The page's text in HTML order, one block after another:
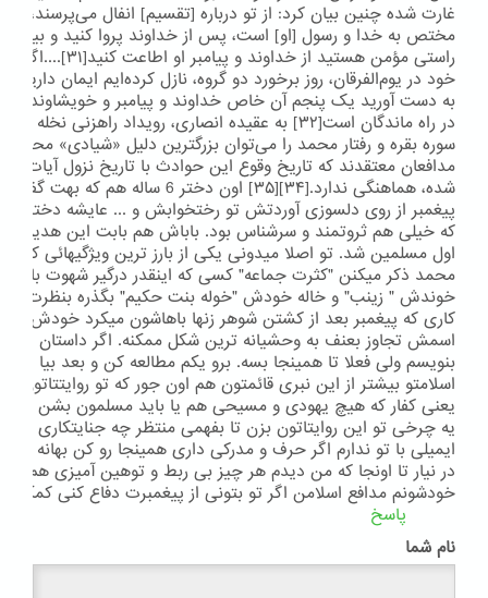
غارت شده چنین بیان کرد: از تو درباره [تقسیم‏] انفال می‌پرسند،
مختص به خدا و رسول [او] است، پس از خداوند پروا کنید و بین
راستی مؤمن هستید از
خود در یوم‌الفرقان، روز برخورد دو گروه، نازل کرده‌ایم ایمان دارید،
به دست آورید یک پنجم آن خاص خداوند و پیامبر و خویشاوندان
مدافعان معتقدند که تاریخ وقوع این حوادث با تاریخ نزول آیات
شده، هماهنگی ندارد.[۳۴][۳۵] اون دختر 6
پیغمبر از روی دلسوزی آوردتش تو رختخوابش و ... عایشه دختر
که خیلی هم ثروتمند و سرشناس بود. باباش هم بابت این هدیه ای
اول مسلمین شد. تو اصلا میدونی یکی از بارز ترین ویژگیهائی که تو
محمد ذکر میکنن "کثرت جماعه" کسی که اینقدر درگیر شهوت باشه
خوندش " زینب" و خاله خودش "خوله بنت حکیم" بگذره بنظرت تو
کاری که پیغمبر بعد از کشتن شوهر زنها باهاشون میکرد خودش
اسمش تجاوز بعنف به وحشیانه ترین شکل ممکنه. اگر داستان اینا
بنویسم ولی فعلا تا همینجا بسه. برو یکم مطالعه کن و بعد بیا
اسلامتو بیشتر از این نبری قائمتون هم اون جور که تو روایتتاتون
یعنی کفار که هیچ یهودی و مسیحی هم یا باید مسلمون بشن یا
یه چرخی تو این روایتاتون بزن تا بفهمی منتظر چه جنایتکاری
ایمیلی با تو ندارم اگر حرف و مدرکی داری همینجا رو کن بهانه
در نیار تا اونجا که من دیدم هر چیز بی ربط و توهین آمیزی هم که
خودشونم مدافع اسلامن اگر تو بتونی از پیغمبرت دفاع کنی کمکتم
پاسخ
نام شما